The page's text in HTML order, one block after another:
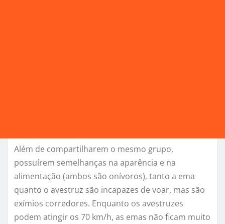
Além de compartilharem o mesmo grupo,
possuírem semelhanças na aparência e na
alimentação (ambos são onívoros), tanto a ema
quanto o avestruz são incapazes de voar, mas são
exímios corredores. Enquanto os avestruzes
podem atingir os 70 km/h, as emas não ficam muito